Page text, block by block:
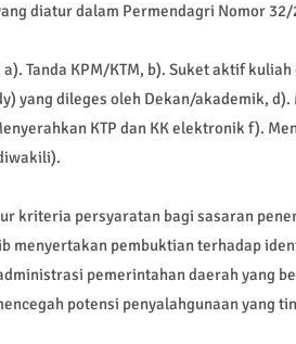
diatur dalam Permendagri Nomor 32/
Tanda KPM/KTM, b). Suket aktif kuliah
yang dileges oleh Dekan/akademik, d).
KTP dan KK elektronik f).
kriteria persyaratan bagi sasaran
menyertakan pembuktian terhadap
pemerintahan daerah yang
potensi penyalahgunaan yang